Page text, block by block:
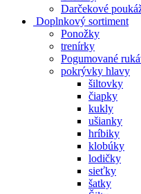
Darčekové
Doplnkový sortiment
Ponožky
trenírky
Pogumované
pokrývky hlavy
šiltovky
čiapky
kukly
ušianky
hríbiky
klobúky
lodičky
sieťky
šatky